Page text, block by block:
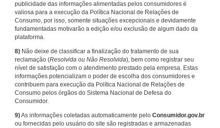
publicidade das informações alimentadas pelos consumidores é
valiosa para a execução da Política Nacional de Relações de
Consumo, por isso, somente situações excepcionais e devidamente
fundamentadas motivarão a edição e/ou exclusão de algum dado da
plataforma.
8) Não deixe de classificar a finalização do tratamento de sua
reclamação (Resolvida ou Não Resolvida), bem como registrar seu
nível de satisfação com o atendimento prestado pela empresa. Estas
informações potencializam o poder de escolha dos consumidores e
contribuem para execução da Política Nacional de Relações de
Consumo pelos órgãos do Sistema Nacional de Defesa do
Consumidor.
9)As informações coletadas automaticamente pelo Consumidor.gov.br
ou fornecidas pelo usuário do site são registradas e armazenadas